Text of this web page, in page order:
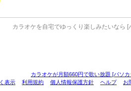
カラオケを自宅でゆっくり楽しみたいなら [
カラオケが月額660円で歌い放題 [パソ
表示
利用規約 個人情報保護方針 ヘルプ お